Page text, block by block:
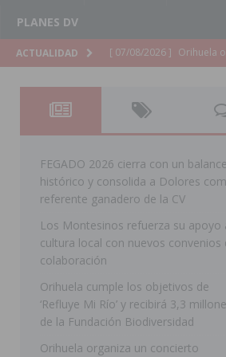
PLANES DV
ACTUALIDAD [ 07/08/2026 ] El
[ 07/08/2026 ]
[ 07/08/2026 ] La Policía
clonación de llaves
[ 07/08/2026 ]
[ 07/08/2026 ] Raiguero
[ 07/08/2026 ]
[ 07/08/2026 ] Benferri
[ 07/08/2026 ] Bigastro
FEGADO 2026 cierra con un balance
histórico y consolida a Dolores
referente ganadero de la CV
Los Montesinos refuerza su apoyo
cultura local con nuevos convenios
colaboración
Orihuela cumple los objetivos de
‘Refluye Mi Río’ y recibirá 3,3
de la Fundación Biodiversidad
Orihuela organiza un concierto